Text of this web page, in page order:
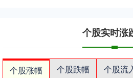
个股实时涨
个股涨幅 个股跌幅 个股流